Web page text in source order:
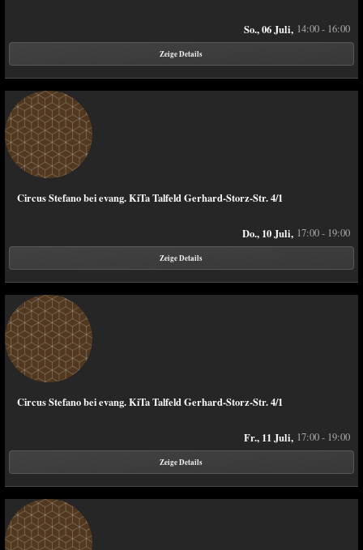
So., 06 Juli, 14:00 - 16:00
Zeige Details
Circus Stefano bei evang. KiTa Talfeld Gerhard-Storz-Str. 4/1
Do., 10 Juli, 17:00 - 19:00
Zeige Details
Circus Stefano bei evang. KiTa Talfeld Gerhard-Storz-Str. 4/1
Fr., 11 Juli, 17:00 - 19:00
Zeige Details